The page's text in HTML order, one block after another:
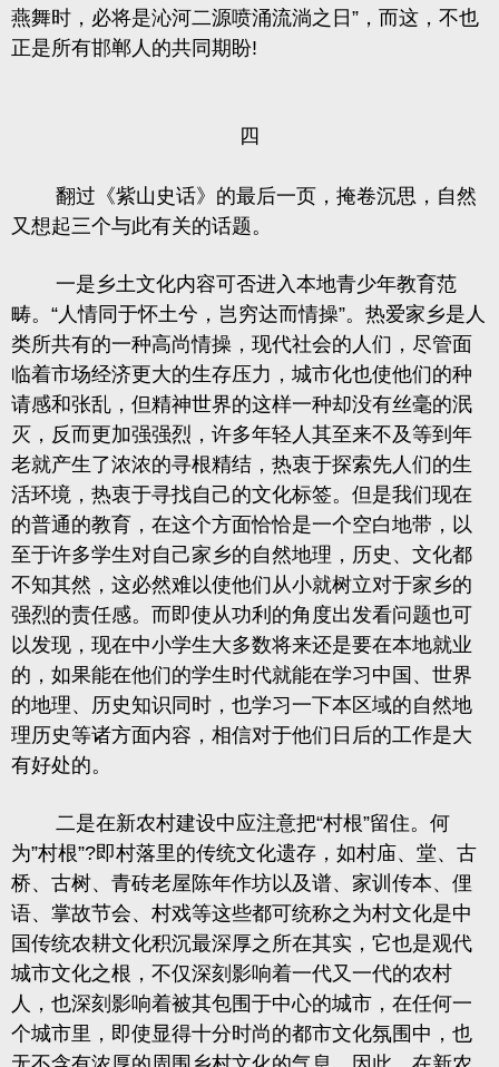
燕舞时 ， 必将是沁河二源喷涌流淌之日 ” ，而这， 不也
正是所有邯郸人的共同期盼!
四
翻过《紫山史话》的最后一页，掩卷沉思，自然
又想起三个与此有关的话题。
一是乡土文化内容可否进入本地青少年教育范
畴。 “人情同于怀土兮，岂穷达而情操”。热爱家乡是人
类所共有的一种高尚情操，现代社会的人们，尽管面
临着市场经济更大的生存压力，城市化也使他们的种
请感和张乱，但精神世界的这样一种却没有丝毫的泯
灭，反而更加强强烈，许多年轻人其至来不及等到年
老就产生了浓浓的寻根精结，热衷于探索先人们的生
活环境，热衷于寻找自己的文化标签。但是我们现在
的普通的教育，在这个方面恰恰是一个空白地带，以
至于许多学生对自己家乡的自然地理，历史、文化都
不知其然，这必然难以使他们从小就树立对于家乡的
强烈的责任感。而即使从功利的角度出发看问题也可
以发现，现在中小学生大多数将来还是要在本地就业
的，如果能在他们的学生时代就能在学习中国、世界
的地理、历史知识同时，也学习一下本区域的自然地
理历史等诸方面内容，相信对于他们日后的工作是大
有好处的。
二是在新农村建设中应注意把“村根”留住。何
为”村根”?即村落里的传统文化遗存 ，如村庙、堂、古
桥、古树、青砖老屋陈年作坊以及谱、家训传本、俚
语、掌故节会、村戏等这些都可统称之为村文化是中
国传统农耕文化积沉最深厚之所在其实，它也是观代
城市文化之根，不仅深刻影响着一代又一代的农村
人，也深刻影响着被其包围于中心的城市，在任何一
个城市里，即使显得十分时尚的都市文化氛围中，也